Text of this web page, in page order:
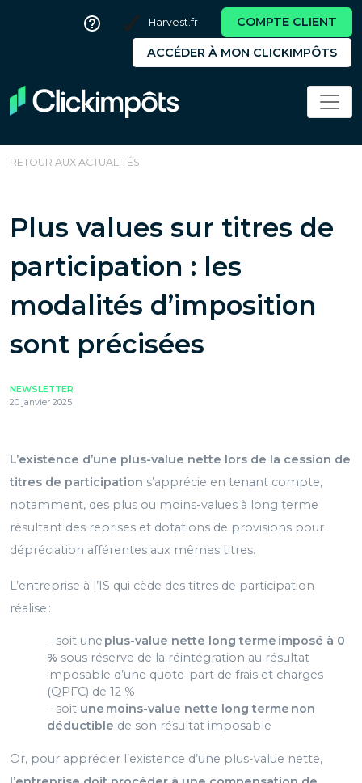
Harvest.fr COMPTE CLIENT
ACCÉDER À MON CLICKIMPÔTS
RETOUR AUX ACTUALITÉS
Plus values sur titres de
participation : les
modalités d’imposition
sont précisées
NEWSLETTER
20 janvier 2025
L’existence d’une plus-value nette lors de la cession de
titres de participation s’apprécie en tenant compte,
notamment, des plus ou moins-values à long terme
résultant des reprises et dotations de provisions pour
dépréciation afférentes aux mêmes titres.
L’entreprise à l’IS qui cède des titres de participation
réalise :
– soit une plus-value nette long terme imposé à 0
% sous réserve de la réintégration au résultat
imposable d’une quote-part de frais et charges
(QPFC) de 12 %
– soit une moins-value nette long terme non
déductible de son résultat imposable
Or, pour apprécier l’existence d’une plus-value nette,